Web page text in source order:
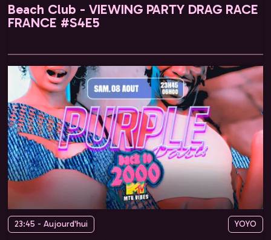
Beach Club - VIEWING PARTY DRAG RACE
FRANCE #S4E5
23:45 - Aujourd'hui YOYO